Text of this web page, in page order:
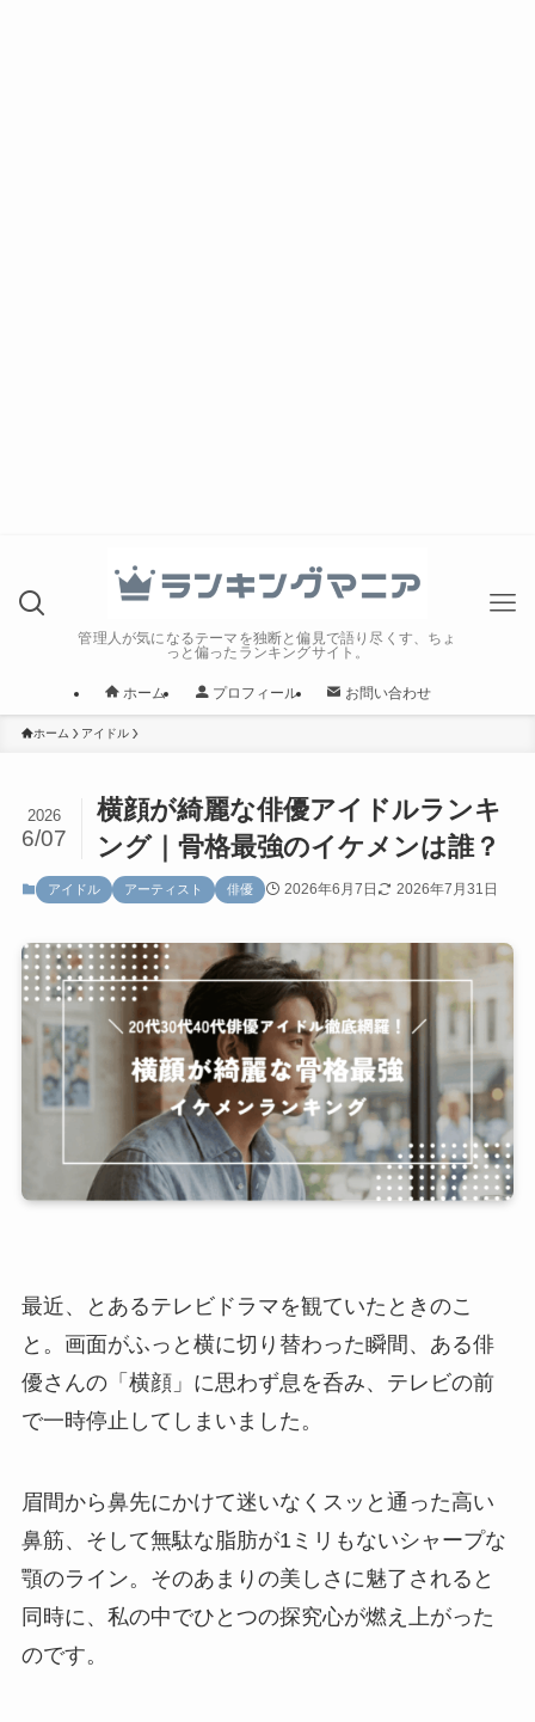
管理人が気になるテーマを独断と偏見で語り尽くす、ちょ
っと偏ったランキングサイト。
ホーム プロフィール お問い合わせ
ホーム アイドル
横顔が綺麗な俳優アイドルランキ
ング｜骨格最強のイケメンは誰？
2026
6/07
アイドル アーティスト 俳優 2026年6月7日 2026年7月31日
最近、とあるテレビドラマを観ていたときのこ
と。画面がふっと横に切り替わった瞬間、ある俳
優さんの「横顔」に思わず息を呑み、テレビの前
で一時停止してしまいました。
眉間から鼻先にかけて迷いなくスッと通った高い
鼻筋、そして無駄な脂肪が1ミリもないシャープな
顎のライン。そのあまりの美しさに魅了されると
同時に、私の中でひとつの探究心が燃え上がった
のです。